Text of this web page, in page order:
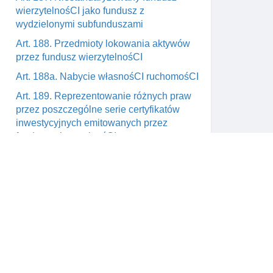
wierzytelnośCI jako fundusz z
wydzielonymi subfunduszami
Art. 188. Przedmioty lokowania aktywów
przez fundusz wierzytelnośCI
Art. 188a. Nabycie własnośCI ruchomośCI
Art. 189. Reprezentowanie różnych praw
przez poszczególne serie certyfikatów
inwestycyjnych emitowanych przez
fundusz wierzytelnośCI